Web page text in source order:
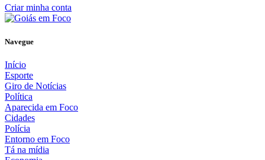
Criar minha conta
Navegue
Início
Esporte
Giro de Notícias
Política
Aparecida em Foco
Cidades
Polícia
Entorno em Foco
Tá na mídia